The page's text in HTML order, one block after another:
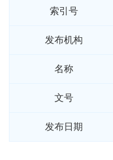
索引号
发布机构
名称
文号
发布日期